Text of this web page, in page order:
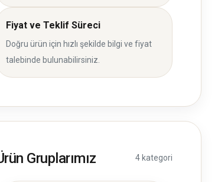
Fiyat ve Teklif Süreci
Doğru ürün için hızlı şekilde bilgi ve fiyat
talebinde bulunabilirsiniz.
Gruplarımız 4 kategori